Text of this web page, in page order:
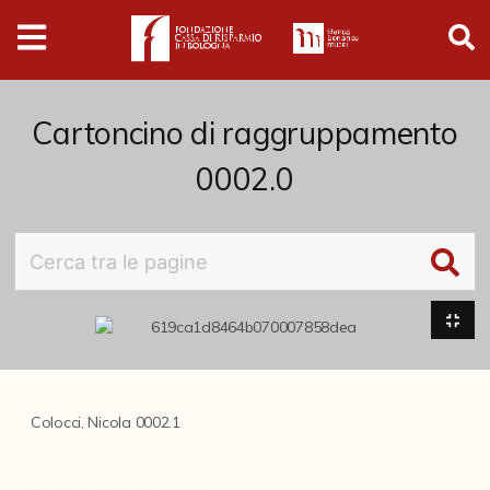
Digital
Humanities
Donazioni
Collezioni
Arti Applicate
Cataloghi storici
Cartoncino di raggruppamento
0002.0
Colocci, Nicola 0002.1